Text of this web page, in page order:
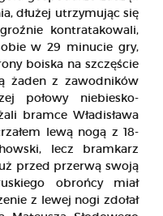
dłużej utrzymując się
kontratakowali,
w 29 minucie gry,
boiska na szczęście
żaden z zawodników
połowy niebiesko-
bramce Władisława
lewą nogą z 18-
lecz bramkarz
przed przerwą swoją
obrońcy miał
z lewej nogi zdołał